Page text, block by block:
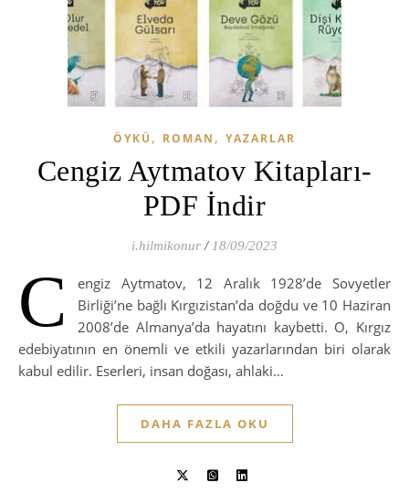
ÖYKÜ , ROMAN , YAZARLAR
Cengiz Aytmatov Kitapları-
PDF İndir
i.hilmikonur / 18/09/2023
C
engiz Aytmatov, 12 Aralık 1928’de Sovyetler
Birliği’ne bağlı Kırgızistan’da doğdu ve 10 Haziran
2008’de Almanya’da hayatını kaybetti. O, Kırgız
edebiyatının en önemli ve etkili yazarlarından biri olarak
kabul edilir. Eserleri, insan doğası, ahlaki…
DAHA FAZLA OKU